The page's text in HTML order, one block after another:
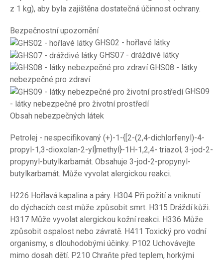
z 1 kg), aby byla zajištěna dostatečná účinnost ochrany.
Bezpečnostní upozornění
GHS02 - hořlavé látky
GHS07 - dráždivé látky
GHS08 - látky
nebezpečné pro zdraví
GHS09
- látky nebezpečné pro životní prostředí
Obsah nebezpečných látek
Petrolej - nespecifikovaný (+)-1-{[2-(2,4-dichlorfenyl)-4-
propyl-1,3-dioxolan-2-yl]methyl}-1H-1,2,4- triazol; 3-jod-2-
propynyl-butylkarbamát. Obsahuje 3-jod-2-propynyl-
butylkarbamát. Může vyvolat alergickou reakci.
H226 Hořlavá kapalina a páry. H304 Při požití a vniknutí
do dýchacích cest může způsobit smrt. H315 Dráždí kůži.
H317 Může vyvolat alergickou kožní reakci. H336 Může
způsobit ospalost nebo závratě. H411 Toxický pro vodní
organismy, s dlouhodobými účinky. P102 Uchovávejte
mimo dosah dětí. P210 Chraňte před teplem, horkými